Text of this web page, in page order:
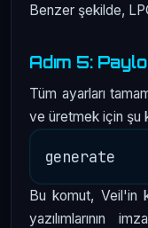
Benzer şekilde,
Adım 5:
Tüm ayarları
ve üretmek için şu
Bu komut, Veil'in
yazılımlarının